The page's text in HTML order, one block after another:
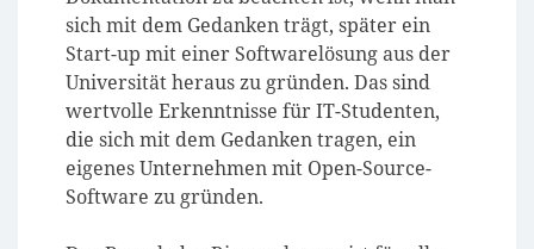
sich mit dem Gedanken trägt, später ein
Start-up mit einer Softwarelösung aus der
Universität heraus zu gründen. Das sind
wertvolle Erkenntnisse für IT-Studenten,
die sich mit dem Gedanken tragen, ein
eigenes Unternehmen mit Open-Source-
Software zu gründen.